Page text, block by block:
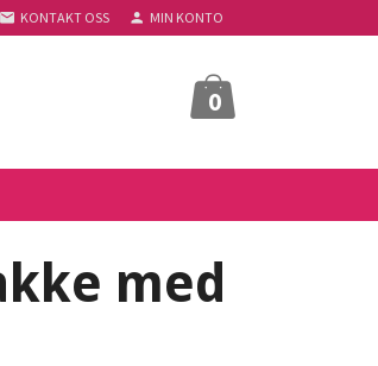
KONTAKT OSS MIN KONTO
0
med